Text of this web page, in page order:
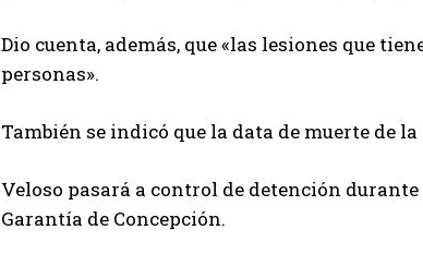
Dio cuenta, además, que «las lesiones que
personas».
También se indicó que la data de muerte de la
Veloso pasará a control de detención
Garantía de Concepción.